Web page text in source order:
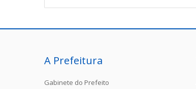
A Prefeitura
Gabinete do Prefeito